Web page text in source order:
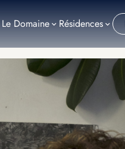
Le Domaine Résidences